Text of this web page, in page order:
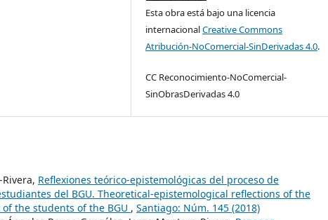
Esta obra está bajo una licencia
internacionalCreative Commons
Atribución-NoComercial-SinDerivadas 4.0.
CC Reconocimiento-NoComercial-
SinObrasDerivadas 4.0
Reflexiones teórico-epistemológicas del proceso de
del BGU. Theoretical-epistemological reflections of the
the students of the BGU , Santiago: Núm. 145 (2018)